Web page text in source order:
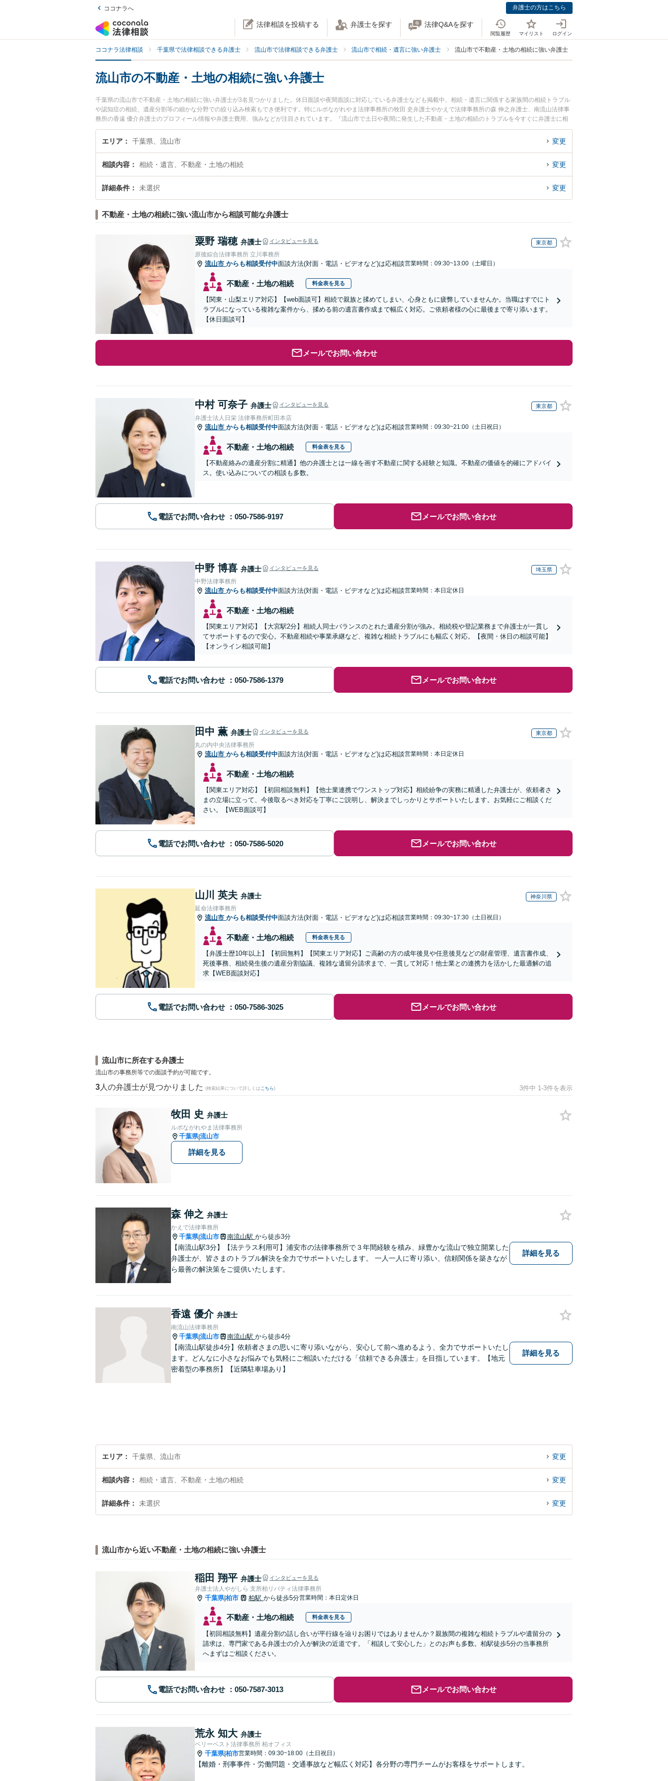
ココナラへ 弁護士の方はこちら
法律相談を投稿する 弁護士を探す 法律Q&Aを探す
閲覧履歴 マイリスト ログイン
ココナラ法律相談 千葉県で法律相談できる弁護士 流山市で法律相談できる弁護士 流山市で相続・遺言に強い弁護士 流山市で不動産・土地の相続に強い弁護士
流山市の不動産・土地の相続に強い弁護士
千葉県の流山市で不動産・土地の相続に強い弁護士が3名見つかりました。休日面談や夜間面談に対応している弁護士なども掲載中。相続・遺言に関係する家族間の相続トラブル
や認知症の相続、遺産分割等の細かな分野での絞り込み検索もでき便利です。特にルポながれやま法律事務所の牧田 史弁護士やかえで法律事務所の森 伸之弁護士、南流山法律事
務所の香遠 優介弁護士のプロフィール情報や弁護士費用、強みなどが注目されています。『流山市で土日や夜間に発生した不動産・土地の相続のトラブルを今すぐに弁護士に相
談したい』『不動産・土地の相続のトラブル解決の実績豊富な近くの弁護士を検索したい』『初回相談無料で不動産・土地の相続を法律相談できる流山市内の弁護士に相談予約し
たい』などでお困りの相談者さんにおすすめです。
エリア 千葉県、流山市 変更
相談内容 相続・遺言、不動産・土地の相続 変更
詳細条件 未選択 変更
不動産・土地の相続に強い流山市から相談可能な弁護士
粟野 瑞穂 弁護士 インタビューを見る 東京都
原後綜合法律事務所 立川事務所
流山市 からも相談受付中面談方法(対面・電話・ビデオなど)は応相談営業時間：09:30~13:00（土曜日）
不動産・土地の相続 料金表を見る
【関東・山梨エリア対応】【web面談可】相続で親族と揉めてしまい、心身ともに疲弊していませんか。当職はすでにト
ラブルになっている複雑な案件から、揉める前の遺言書作成まで幅広く対応。ご依頼者様の心に最後まで寄り添います。
【休日面談可】
メールでお問い合わせ
中村 可奈子 弁護士 インタビューを見る 東京都
弁護士法人日栄 法律事務所町田本店
流山市 からも相談受付中面談方法(対面・電話・ビデオなど)は応相談営業時間：09:30~21:00（土日祝日）
不動産・土地の相続 料金表を見る
【不動産絡みの遺産分割に精通】他の弁護士とは一線を画す不動産に関する経験と知識。不動産の価値を的確にアドバイ
ス。使い込みについての相談も多数。
電話でお問い合わせ メールでお問い合わせ
中野 博喜 弁護士 インタビューを見る 埼玉県
中野法律事務所
流山市 からも相談受付中面談方法(対面・電話・ビデオなど)は応相談営業時間：本日定休日
不動産・土地の相続
【関東エリア対応】【大宮駅2分】相続人同士バランスのとれた遺産分割が強み。相続税や登記業務まで弁護士が一貫し
てサポートするので安心。不動産相続や事業承継など、複雑な相続トラブルにも幅広く対応。【夜間・休日の相談可能】
【オンライン相談可能】
電話でお問い合わせ メールでお問い合わせ
田中 薫 弁護士 インタビューを見る 東京都
丸の内中央法律事務所
流山市 からも相談受付中面談方法(対面・電話・ビデオなど)は応相談営業時間：本日定休日
不動産・土地の相続
【関東エリア対応】【初回相談無料】【他士業連携でワンストップ対応】相続紛争の実務に精通した弁護士が、依頼者さ
まの立場に立って、今後取るべき対応を丁寧にご説明し、解決までしっかりとサポートいたします。お気軽にご相談くだ
さい。【WEB面談可】
電話でお問い合わせ メールでお問い合わせ
山川 英夫 弁護士 神奈川県
延命法律事務所
流山市 からも相談受付中面談方法(対面・電話・ビデオなど)は応相談営業時間：09:30~17:30（土日祝日）
不動産・土地の相続 料金表を見る
【弁護士歴10年以上】【初回無料】【関東エリア対応】ご高齢の方の成年後見や任意後見などの財産管理、遺言書作成、
死後事務、相続発生後の遺産分割協議、複雑な遺留分請求まで、一貫して対応！他士業との連携力を活かした最適解の追
求【WEB面談対応】
電話でお問い合わせ メールでお問い合わせ
流山市に所在する弁護士
流山市の事務所等での面談予約が可能です。
3 人の弁護士が見つかりました (検索結果について詳しくは こちら) 3件中 1-3件を表示
牧田 史 弁護士
ルポながれやま法律事務所
千葉県|流山市
詳細を見る
森 伸之 弁護士
かえで法律事務所
千葉県|流山市 南流山駅 から徒歩3分
【南流山駅3分】【法テラス利用可】浦安市の法律事務所で３年間経験を積み、緑豊かな流山で独立開業した
弁護士が、皆さまのトラブル解決を全力でサポートいたします。 一人一人に寄り添い、信頼関係を築きなが
ら最善の解決策をご提供いたします。
詳細を見る
香遠 優介 弁護士
南流山法律事務所
千葉県|流山市 南流山駅 から徒歩4分
【南流山駅徒歩4分】依頼者さまの思いに寄り添いながら、安心して前へ進めるよう、全力でサポートいたし
ます。どんなに小さなお悩みでも気軽にご相談いただける「信頼できる弁護士」を目指しています。【地元
密着型の事務所】【近隣駐車場あり】
詳細を見る
エリア 千葉県、流山市 変更
相談内容 相続・遺言、不動産・土地の相続 変更
詳細条件 未選択 変更
流山市から近い不動産・土地の相続に強い弁護士
稲田 翔平 弁護士 インタビューを見る
弁護士法人やがしら 支所柏リバティ法律事務所
千葉県|柏市 柏駅 から徒歩5分営業時間：本日定休日
不動産・土地の相続 料金表を見る
【初回相談無料】遺産分割の話し合いが平行線を辿りお困りではありませんか？親族間の複雑な相続トラブルや遺留分の
請求は、専門家である弁護士の介入が解決の近道です。「相談して安心した」とのお声も多数。柏駅徒歩5分の当事務所
へまずはご相談ください。
電話でお問い合わせ メールでお問い合わせ
荒永 知大 弁護士
ベリーベスト法律事務所 柏オフィス
千葉県|柏市営業時間：09:30~18:00（土日祝日）
【離婚・刑事事件・労働問題・交通事故など幅広く対応】各分野の専門チームがお客様をサポートします。